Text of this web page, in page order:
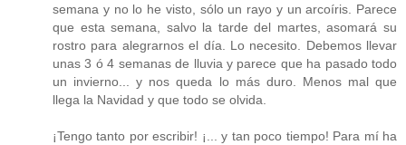
semana y no lo he visto, sólo un rayo y un arcoíris. Parece
que esta semana, salvo la tarde del martes, asomará su
rostro para alegrarnos el día. Lo necesito. Debemos llevar
unas 3 ó 4 semanas de lluvia y parece que ha pasado todo
un invierno... y nos queda lo más duro. Menos mal que
llega la Navidad y que todo se olvida.
¡Tengo tanto por escribir! ¡... y tan poco tiempo! Para mí ha